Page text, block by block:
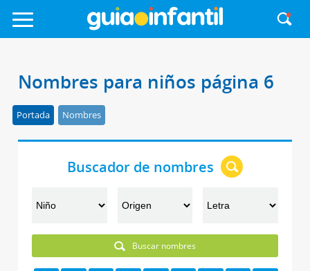
Nombres para niños página 6
Portada Nombres
Buscador de nombres
Buscar nombres